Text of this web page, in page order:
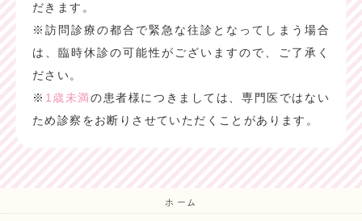
だきます。
※訪問診療の都合で緊急な往診となってしまう場合
は、臨時休診の可能性がございますので、ご了承く
ださい。
※ 1歳未満の患者様につきましては、専門医ではない
ため診察をお断りさせていただくことがあります。
ホーム